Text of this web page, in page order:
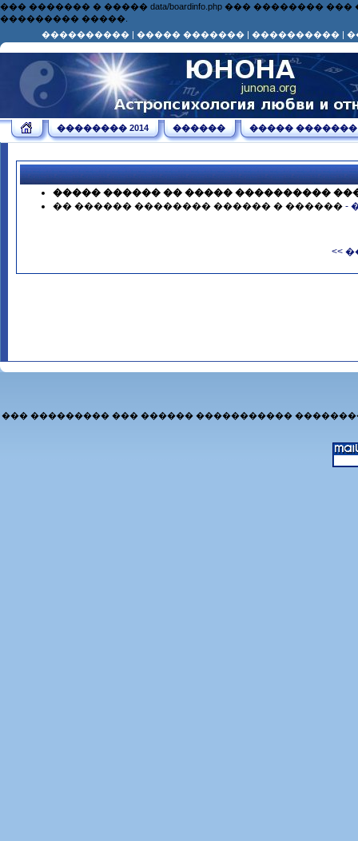
��� ������� � ����� data/boardinfo.php ���
��������� �����.
���������� | ����� ������� | ���������� |
�������� 2014 ������ ����� �������
����� ������ �� ����� ����������
�� ������ �������� ������ � ������ -
<<
��� ��������� ��� ������ �����������